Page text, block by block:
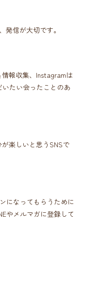
発信が大切です。
報収集、Instagramは
たい会ったことのあ
楽しいと思うSNSで
になってもらうために
やメルマガに登録して